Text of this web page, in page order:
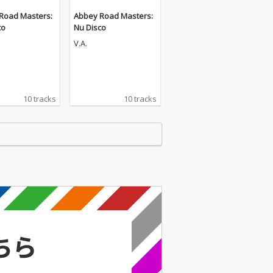
Masters:
10 tracks
Abbey Road Masters:
Nu Disco
V.A.
10 tracks